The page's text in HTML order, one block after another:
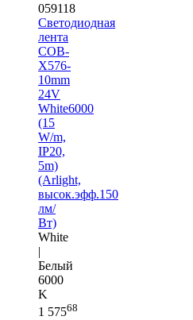
059118
Светодиодная
лента
COB-
X576-
10mm
24V
White6000
(15
W/m,
IP20,
5m)
(Arlight,
высок.эфф.150
лм/
Вт)
White
|
Белый
6000
K
1 57568